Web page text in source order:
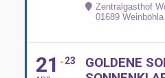
Zentralgasthof
01689 Weinböhla
21 23
GOLDENE